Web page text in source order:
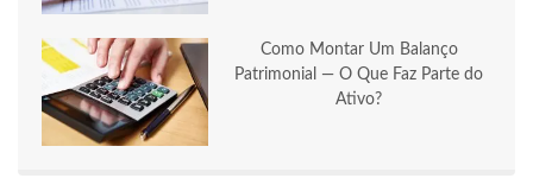
Como Montar Um Balanço
Patrimonial — O Que Faz Parte do
Ativo?